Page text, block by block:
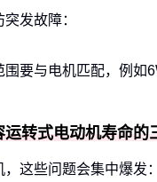
发故障：
要与电机匹配，例如
转式电动机寿命的
这些问题会集中爆发：